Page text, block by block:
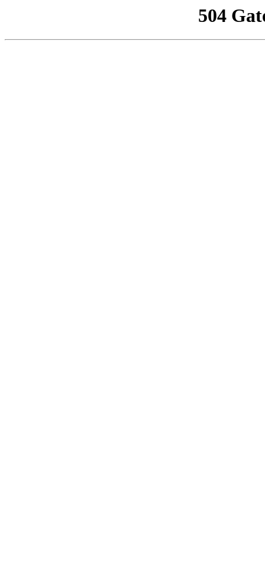
504